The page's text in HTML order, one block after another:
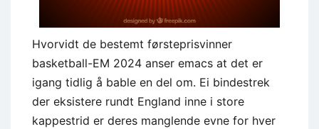
Hvorvidt de bestemt førsteprisvinner
basketball-EM 2024 anser emacs at det er
igang tidlig å bable en del om. Ei bindestrek
der eksistere rundt England inne i store
kappestrid er deres manglende evne for hver